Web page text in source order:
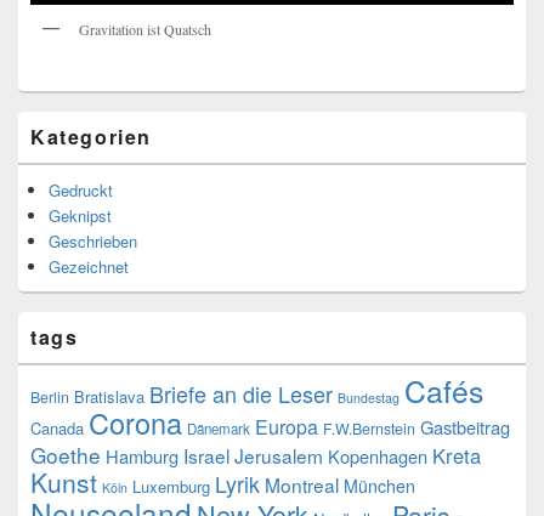
Gravitation ist Quatsch
Kategorien
Gedruckt
Geknipst
Geschrieben
Gezeichnet
tags
Berlin Bratislava Briefe an die Leser Bundestag Cafés
Canada Corona Dänemark Europa F.W.Bernstein Gastbeitrag
Goethe Hamburg IsraelJerusalem Kopenhagen Kreta
Kunst Köln Luxemburg Lyrik Montreal München